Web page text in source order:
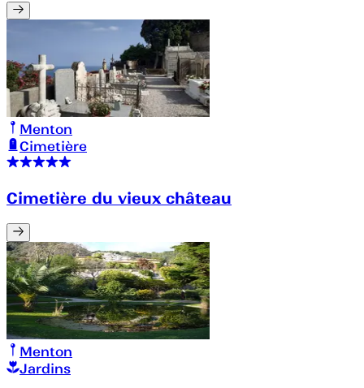
Menton
Cimetière
Cimetière du vieux château
Menton
Jardins